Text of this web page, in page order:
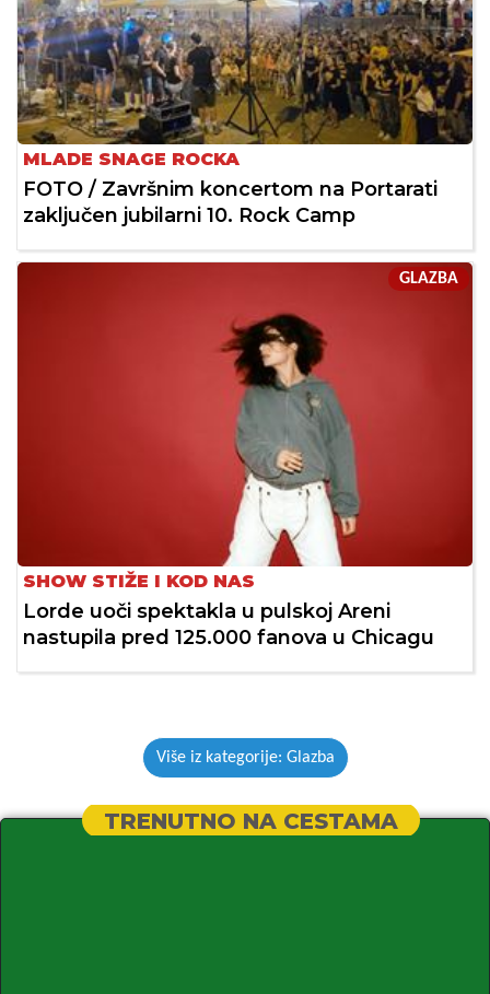
MLADE SNAGE ROCKA
FOTO / Završnim koncertom na Portarati
zaključen jubilarni 10. Rock Camp
GLAZBA
SHOW STIŽE I KOD NAS
Lorde uoči spektakla u pulskoj Areni
nastupila pred 125.000 fanova u Chicagu
Više iz kategorije: Glazba
TRENUTNO NA CESTAMA